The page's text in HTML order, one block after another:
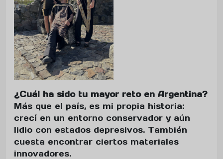
¿Cuál ha sido tu mayor reto en Argentina?
Más que el país, es mi propia historia:
crecí en un entorno conservador y aún
lidio con estados depresivos. También
cuesta encontrar ciertos materiales
innovadores.